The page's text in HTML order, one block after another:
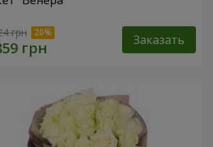
грн Заказать